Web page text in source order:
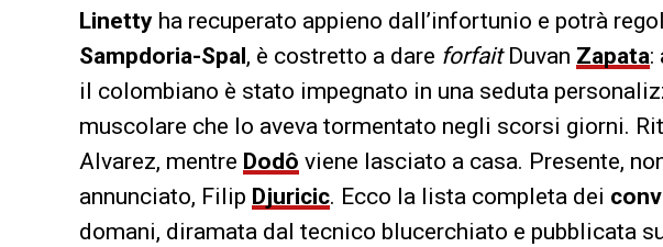
Linetty ha recuperato appieno dall’infortunio e potrà
Sampdoria-Spal, è costretto a dare forfaitDuvan Zapata:
il colombiano è stato impegnato in una seduta
muscolare che lo aveva tormentato negli scorsi giorni.
Alvarez, mentre Dodô viene lasciato a casa. Presente,
annunciato, Filip Djuricic. Ecco la lista completa dei
domani, diramata dal tecnico blucerchiato e pubblicata